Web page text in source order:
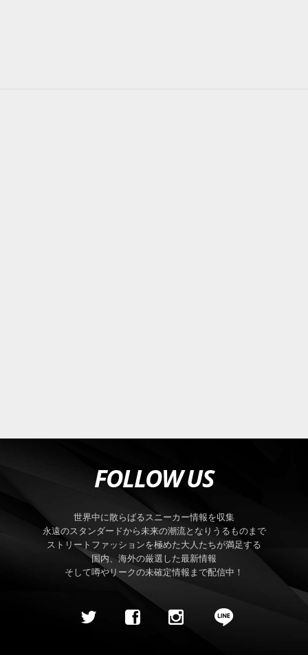
FOLLOW US
世界中に散らばるスニーカー情報を収集
永遠のスタンダードから未来の潮流となりうるものまで
ストリートファッションを極めた大人たちが満足する
国内、海外の厳選した最新情報
そして噂やリークの未確定情報まで配信中！